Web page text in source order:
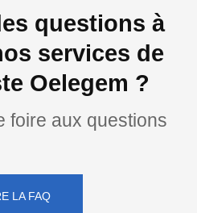
questions à
services de
Oelegem ?
foire aux questions
LA FAQ